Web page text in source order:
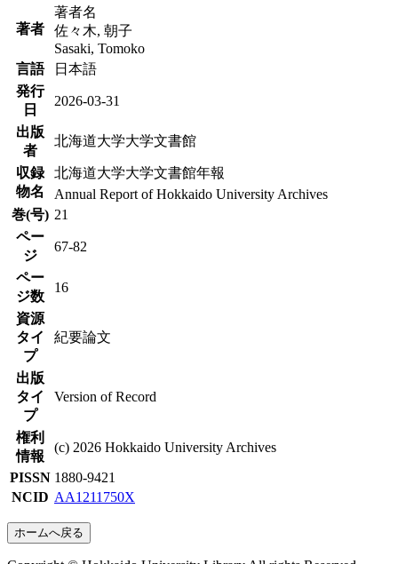
著者
著者名
佐々木, 朝子
Sasaki, Tomoko
言語
日本語
発行
日
2026-03-31
出版
者
北海道大学大学文書館
収録
物名
北海道大学大学文書館年報
Annual Report of Hokkaido University Archives
巻(号) 21
ペー
ジ
67-82
ペー
ジ数
16
資源
タイ
プ
紀要論文
出版
タイ
プ
Version of Record
権利
情報
(c) 2026 Hokkaido University Archives
PISSN 1880-9421
NCID AA1211750X
ホームへ戻る